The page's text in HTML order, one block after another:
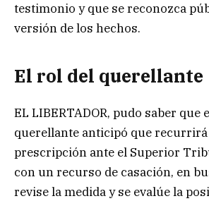
testimonio y que se reconozca
versión de los hechos.
El rol del querellante
EL LIBERTADOR, pudo saber que
querellante anticipó que recurrirá
prescripción ante el Superior
con un recurso de casación, en
revise la medida y se evalúe la